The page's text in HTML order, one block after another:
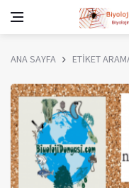
ANA SAYFA ETİKET